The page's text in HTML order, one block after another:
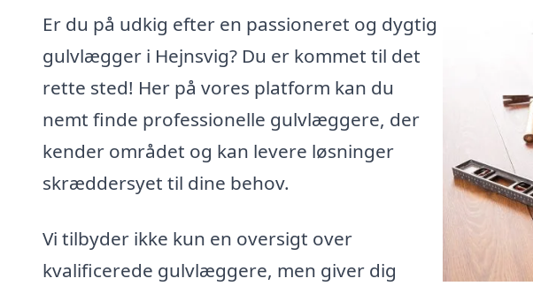
Er du på udkig efter en passioneret og dygtig
gulvlægger i Hejnsvig? Du er kommet til det
rette sted! Her på vores platform kan du
nemt finde professionelle gulvlæggere, der
kender området og kan levere løsninger
skræddersyet til dine behov.
Vi tilbyder ikke kun en oversigt over
kvalificerede gulvlæggere, men giver dig